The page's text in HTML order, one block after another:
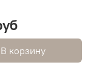
В корзину